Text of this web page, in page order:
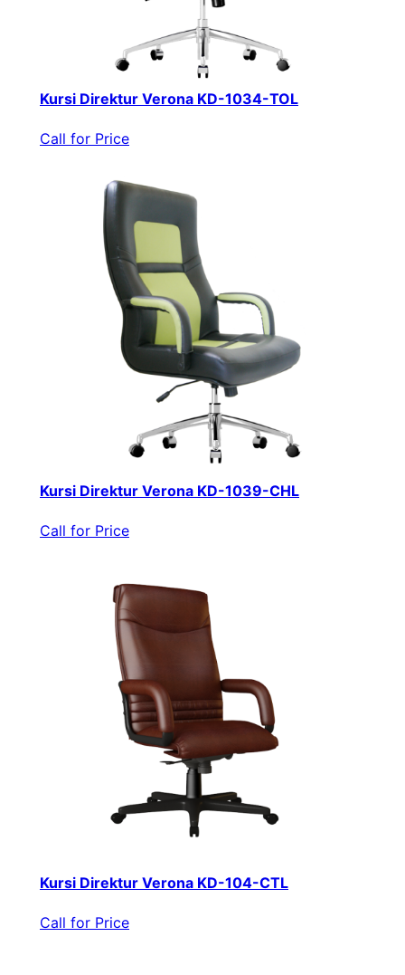
Kursi Direktur Verona KD-1034-TOL
Call for Price
Kursi Direktur Verona KD-1039-CHL
Call for Price
Kursi Direktur Verona KD-104-CTL
Call for Price